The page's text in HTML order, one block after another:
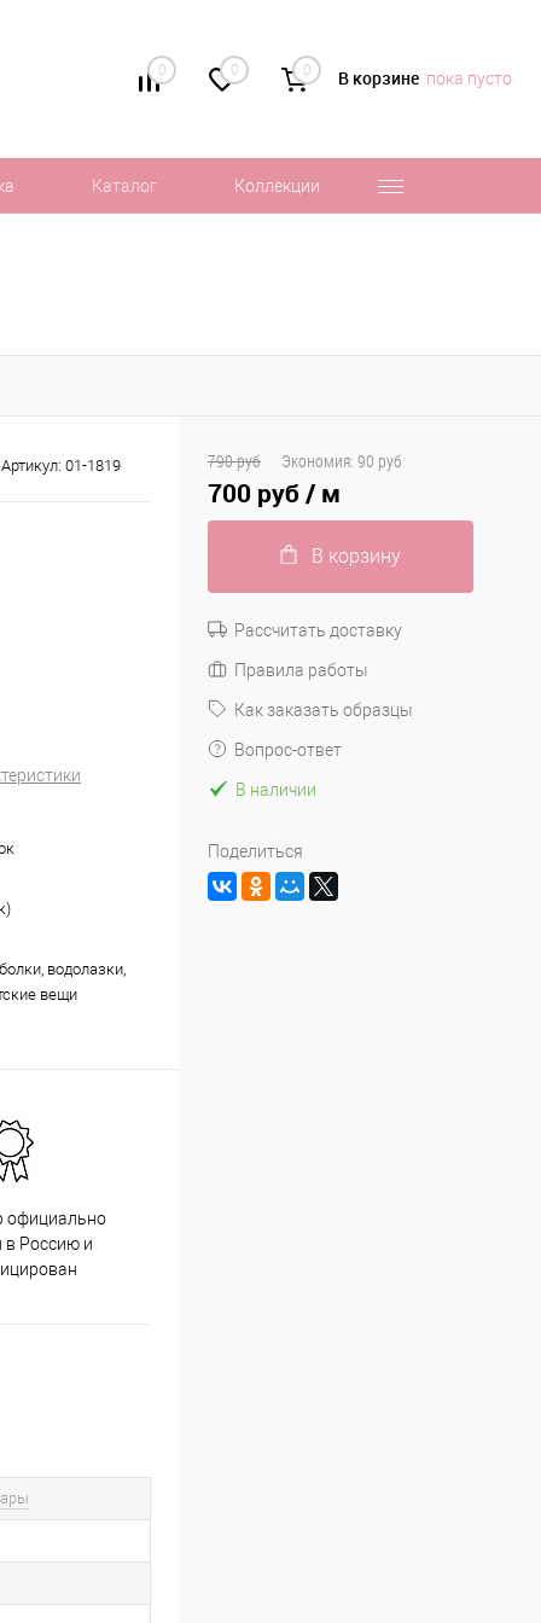
0 0 0 В корзине пока пусто
Каталог Коллекции
Артикул: 01-1819
водолазки,
вещи
официально
в Россию и
790 руб Экономия: 90 руб
700 руб/ м
В корзину
Рассчитать доставку
Правила работы
Как заказать образцы
Вопрос-ответ
В наличии
Поделиться